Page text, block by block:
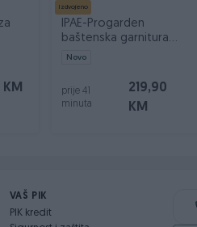
KM
Izdvojeno
IPAE-Progarden
baštenska garnitura
JUNGLE
Novo
219,90
KM
prije 41
minuta
VAŠ PIK
PIK kredit